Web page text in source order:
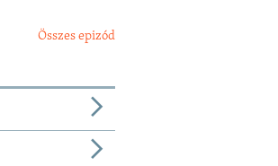
Összes epizód